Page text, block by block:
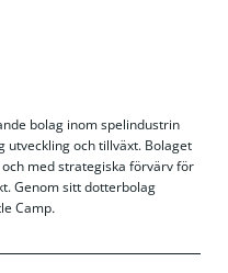
bolag inom spelindustrin
utveckling och tillväxt. Bolaget
med strategiska förvärv för
Genom sitt dotterbolag
Camp.